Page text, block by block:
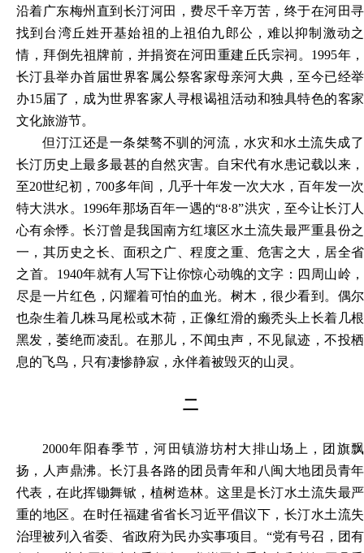
沿着广东梅州直到长汀河田，费尽千辛万苦，终于在河田寻
找到台湾丘姓开基始祖的上祖伯九郎公，难以抑制激动之
情，拜倒先祖牌前，并捐资在河田重建丘氏宗祠。1995年，
长汀县举办首届世界客属公祭客家母亲河大典，至今已经举
办15届了，成为世界客家人寻根谒祖活动和独具特色的客家
文化旅游节。
但汀江还是一条桀骜不驯的河流，水灾和水土流失成了
长汀历史上最多最甚的自然灾害。自宋代有水患记载以来，
至20世纪初，700多年间，几乎十年发一次大水，百年发一次
特大洪水。1996年那场百年一遇的“8·8”洪灾，至今让长汀人
心有余悸。长汀曾是我国南方红壤区水土流失最严重县份之
一，其历史之长、面积之广、程度之重、危害之大，居全省
之首。1940年就有人写下让你惊心动魄的文字：四周山岭，
尽是一片红色，闪耀着可怕的血光。树木，很少看到。偶尔
也杂生着几株马尾松或木荷，正像红滑的癞秃头上长着几根
黑发，萎绝而凌乱。在那儿，不闻虫声，不见鼠迹，不投栖
息的飞鸟，只有凄惨静寂，永伴着被毁灭的山灵。
二
2000年阳春季节，河田镇游坊村大排山场上，团旗飘
扬，人声鼎沸。长汀县各路的团员青年和八闽大地团员青年
代表，在此挥锄舞锨，植树造林。这里是长汀水土流失最严
重的地区。在时任福建省省长习近平倡议下，长汀水土流失
治理被列入省委、省政府为民办实事项目。“党有号召，团有